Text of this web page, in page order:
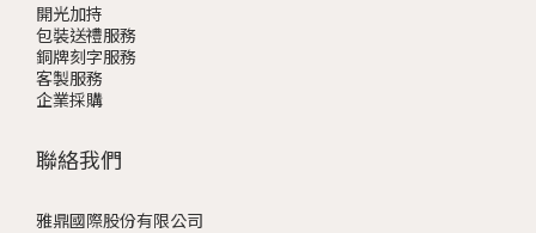
開光加持
包裝送禮服務
銅牌刻字服務
客製服務
企業採購
聯絡我們
雅鼎國際股份有限公司